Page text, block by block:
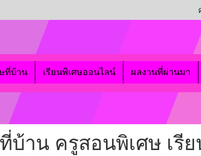
ที่บ้าน เรียนพิเศษออนไลน์ ผลงานที่ผ่านมา
าน ครูสอนพิเศษ เรีย